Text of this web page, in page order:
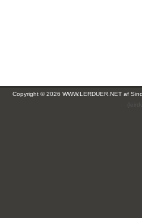
Copyright © 2026 WWW.LERDUER.NET af